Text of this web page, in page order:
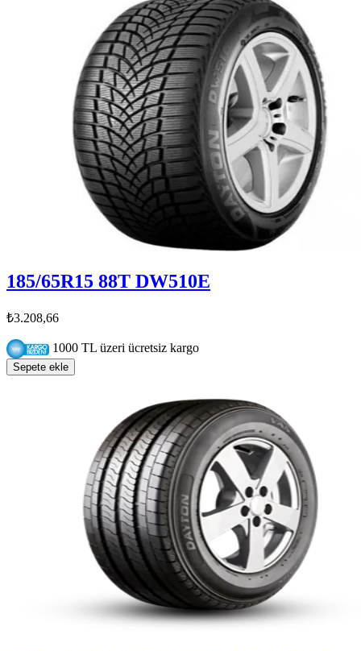
185/65R15 88T DW510E
₺3.208,66
1000 TL üzeri ücretsiz kargo
Sepete ekle